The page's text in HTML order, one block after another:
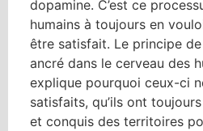
dopamine. C’est ce
humains à toujours en
être satisfait. Le principe
ancré dans le cerveau des
explique pourquoi ceux-ci
satisfaits, qu’ils ont
et conquis des territoires